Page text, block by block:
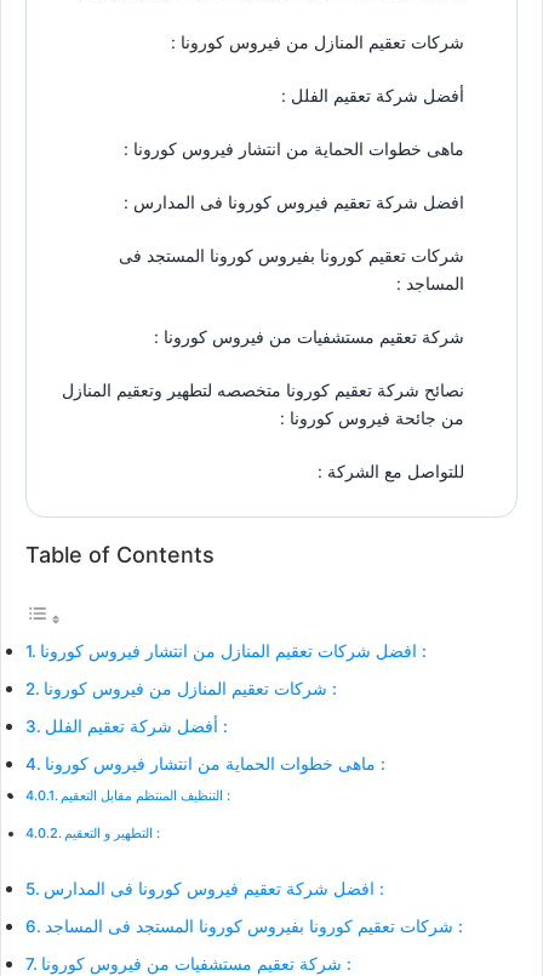
شركات تعقيم المنازل من فيروس كورونا :
أفضل شركة تعقيم الفلل :
ماهى خطوات الحماية من انتشار فيروس كورونا :
افضل شركة تعقيم فيروس كورونا فى المدارس :
شركات تعقيم كورونا بفيروس كورونا المستجد فى
المساجد :
شركة تعقيم مستشفيات من فيروس كورونا :
نصائح شركة تعقيم كورونا متخصصه لتطهير وتعقيم المنازل
من جائحة فيروس كورونا :
للتواصل مع الشركة :
Table of Contents
افضل شركات تعقيم المنازل من انتشار فيروس كورونا :
شركات تعقيم المنازل من فيروس كورونا :
أفضل شركة تعقيم الفلل :
ماهى خطوات الحماية من انتشار فيروس كورونا :
التنظيف المنتظم مقابل التعقيم :
التطهير و التعقيم :
افضل شركة تعقيم فيروس كورونا فى المدارس :
شركات تعقيم كورونا بفيروس كورونا المستجد فى المساجد :
شركة تعقيم مستشفيات من فيروس كورونا :